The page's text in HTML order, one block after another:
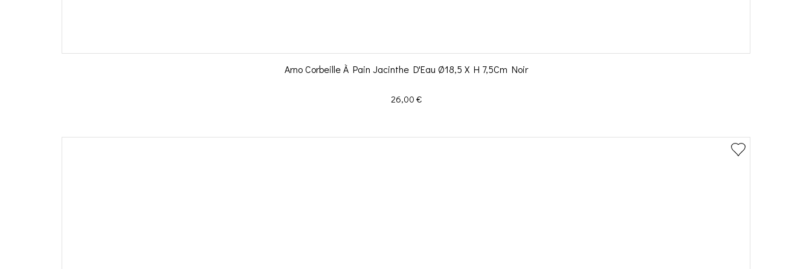
Arno Corbeille À Pain Jacinthe D'Eau Ø18,5 X H 7,5Cm Noir
Prix
26,00 €